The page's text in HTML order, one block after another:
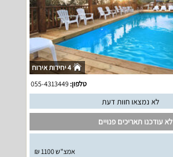
4 יחידות אירוח
טלפון:055-4313449
לא נמצאו חוות דעת
לא עודכנו תאריכים פנויים
אמצ"ש 1100 ₪